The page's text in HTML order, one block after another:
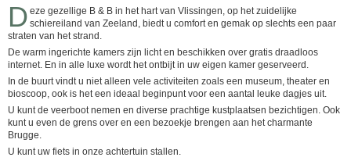
D eze gezellige B & B in het hart van Vlissingen, op het zuidelijke
schiereiland van Zeeland, biedt u comfort en gemak op slechts een paar
straten van het strand.
De warm ingerichte kamers zijn licht en beschikken over gratis draadloos
internet. En in alle luxe wordt het ontbijt in uw eigen kamer geserveerd.
In de buurt vindt u niet alleen vele activiteiten zoals een museum, theater en
bioscoop, ook is het een ideaal beginpunt voor een aantal leuke dagjes uit.
U kunt de veerboot nemen en diverse prachtige kustplaatsen bezichtigen. Ook
kunt u even de grens over en een bezoekje brengen aan het charmante
Brugge.
U kunt uw fiets in onze achtertuin stallen.